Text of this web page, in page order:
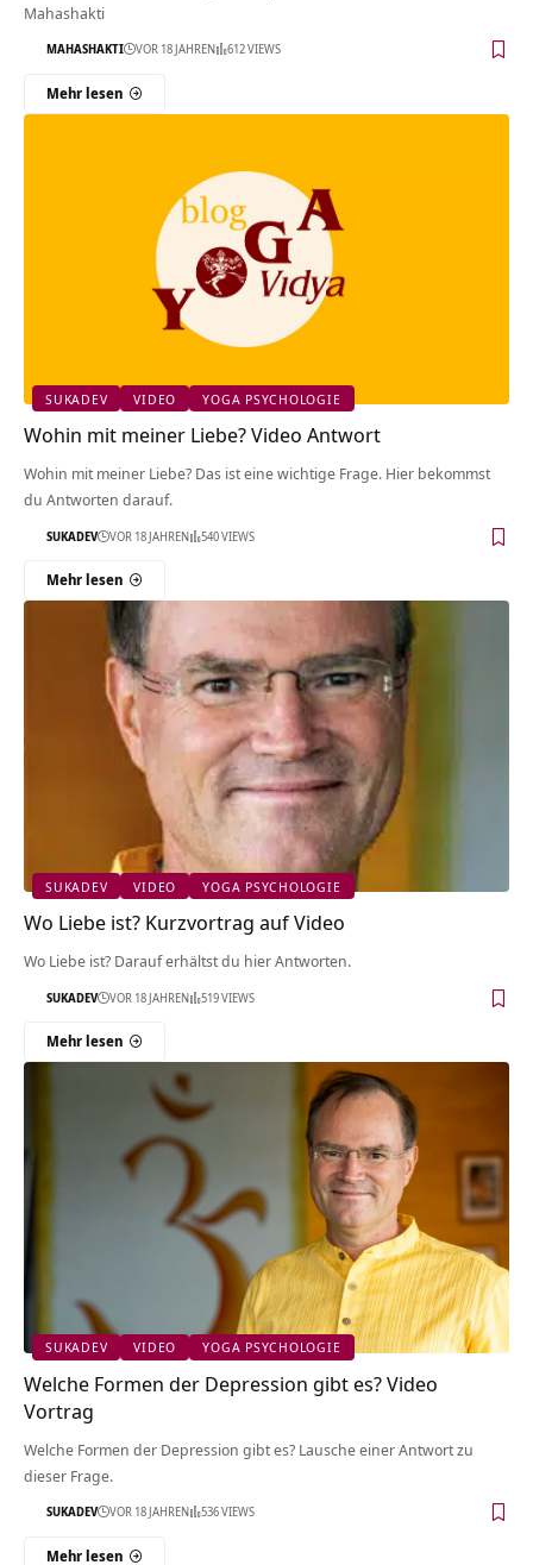
Mahashakti
MAHASHAKTI VOR 18 JAHREN 612 VIEWS
Mehr lesen
SUKADEV VIDEO YOGA PSYCHOLOGIE
Wohin mit meiner Liebe? Video Antwort
Wohin mit meiner Liebe? Das ist eine wichtige Frage. Hier bekommst
du Antworten darauf.
SUKADEV VOR 18 JAHREN 540 VIEWS
Mehr lesen
SUKADEV VIDEO YOGA PSYCHOLOGIE
Wo Liebe ist? Kurzvortrag auf Video
Wo Liebe ist? Darauf erhältst du hier Antworten.
SUKADEV VOR 18 JAHREN 519 VIEWS
Mehr lesen
SUKADEV VIDEO YOGA PSYCHOLOGIE
Welche Formen der Depression gibt es? Video
Vortrag
Welche Formen der Depression gibt es? Lausche einer Antwort zu
dieser Frage.
SUKADEV VOR 18 JAHREN 536 VIEWS
Mehr lesen